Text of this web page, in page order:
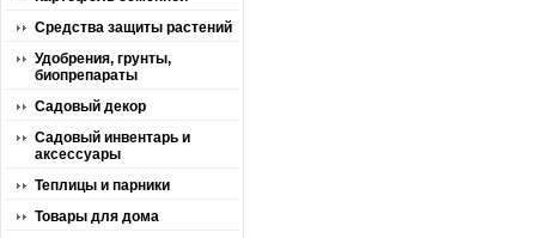
Средства защиты растений
Удобрения, грунты,
биопрепараты
Садовый декор
Садовый инвентарь и
аксессуары
Теплицы и парники
Товары для дома